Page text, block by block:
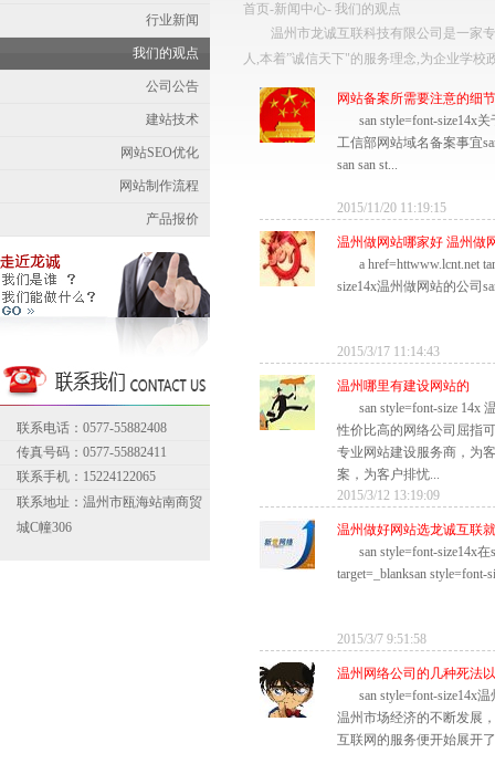
行业新闻
我们的观点
公司公告
建站技术
网站SEO优化
网站制作流程
产品报价
联系电话：0577-55882408
传真号码：0577-55882411
联系手机：15224122065
联系地址：温州市瓯海站南商贸
城C幢306
首页-新闻中心- 我们的观点
温州市龙诚互联科技有限公司是一家
人,本着”诚信天下"的服务理念,为企业学
网站备案所需要注意的细节
san style=font-size14x
工信部网站域名备案事宜
san san st...
2015/11/20 11:19:15
温州做网站哪家好 温州做
a href=httwww.lcnt.net
size14x温州做网站的公司
2015/3/17 11:14:43
温州哪里有建设网站的
san style=font-size 14x
性价比高的网络公司屈指
专业网站建设服务商，为
案，为客户排忧...
2015/3/12 13:19:09
温州做好网站选龙诚互联
san style=font-size14x
target=_blanksan style=font-
2015/3/7 9:51:58
温州网络公司的几种死法
san style=font-size14x
温州市场经济的不断发展
互联网的服务便开始展开了